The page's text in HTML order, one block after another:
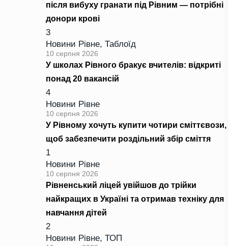
після вибуху гранати під Рівним — потрібні
донори крові
3
Новини Рівне, Таблоїд
10 серпня 2026
У школах Рівного бракує вчителів: відкриті
понад 20 вакансій
4
Новини Рівне
10 серпня 2026
У Рівному хочуть купити чотири сміттєвози,
щоб забезпечити роздільний збір сміття
1
Новини Рівне
10 серпня 2026
Рівненський ліцей увійшов до трійки
найкращих в Україні та отримав техніку для
навчання дітей
2
Новини Рівне, ТОП